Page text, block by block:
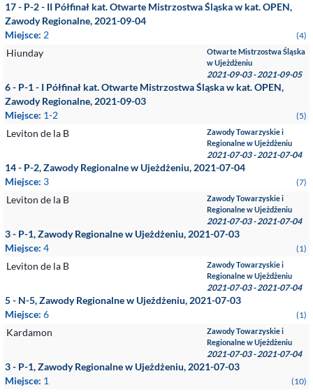
17 - P-2 - II Półfinał kat. Otwarte Mistrzostwa Śląska w kat. OPEN,
Zawody Regionalne, 2021-09-04
Miejsce: 2 (4)
Hiunday
Otwarte Mistrzostwa Śląska
w Ujeżdżeniu
2021-09-03 - 2021-09-05
6 - P-1 - I Półfinał kat. Otwarte Mistrzostwa Śląska w kat. OPEN,
Zawody Regionalne, 2021-09-03
Miejsce: 1-2 (5)
Leviton de la B
Zawody Towarzyskie i
Regionalne w Ujeżdżeniu
2021-07-03 - 2021-07-04
14 - P-2, Zawody Regionalne w Ujeżdżeniu, 2021-07-04
Miejsce: 3 (7)
Leviton de la B
Zawody Towarzyskie i
Regionalne w Ujeżdżeniu
2021-07-03 - 2021-07-04
3 - P-1, Zawody Regionalne w Ujeżdżeniu, 2021-07-03
Miejsce: 4 (1)
Leviton de la B
Zawody Towarzyskie i
Regionalne w Ujeżdżeniu
2021-07-03 - 2021-07-04
5 - N-5, Zawody Regionalne w Ujeżdżeniu, 2021-07-03
Miejsce: 6 (1)
Kardamon
Zawody Towarzyskie i
Regionalne w Ujeżdżeniu
2021-07-03 - 2021-07-04
3 - P-1, Zawody Regionalne w Ujeżdżeniu, 2021-07-03
Miejsce: 1 (10)